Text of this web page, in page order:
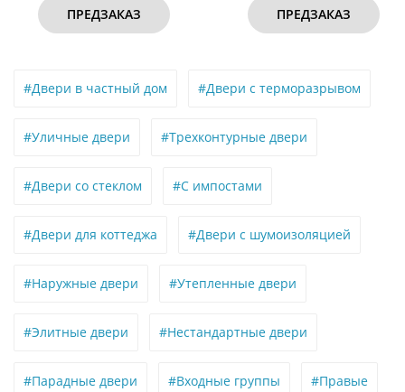
ПРЕДЗАКАЗ
#Двери в частный дом #Двери с терморазрывом
#Уличные двери #Трехконтурные двери
#Двери со стеклом #С импостами
#Двери для коттеджа #Двери с шумоизоляцией
#Наружные двери #Утепленные двери
#Элитные двери #Нестандартные двери
#Парадные двери #Входные группы #Правые